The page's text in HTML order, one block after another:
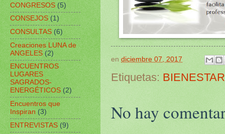
en diciembre 07, 2017
Etiquetas:
No hay
CONGRESOS (5)
CONSEJOS (1)
CONSULTAS (6)
Creaciones LUNA de
ANGELES (2)
ENCUENTROS
LUGARES
SAGRADOS-
ENERGÉTICOS (2)
Encuentros que
Inspiran (3)
ENTREVISTAS (9)